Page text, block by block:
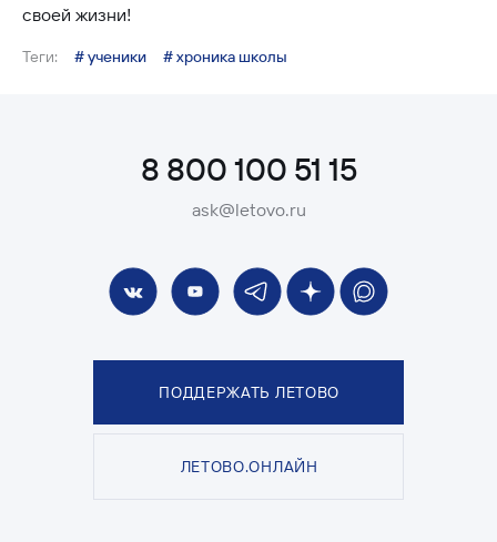
своей жизни!
Теги: # ученики # хроника школы
8 800 100 51 15
ask@letovo.ru
ПОДДЕРЖАТЬ ЛЕТОВО
ЛЕТОВО.ОНЛАЙН